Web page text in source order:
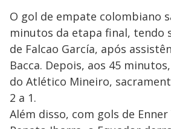
O gol de empate colombiano
minutos da etapa final, tendo
de Falcao García, após
Bacca. Depois, aos 45
do Atlético Mineiro,
2 a 1.
Além disso, com gols de Enner